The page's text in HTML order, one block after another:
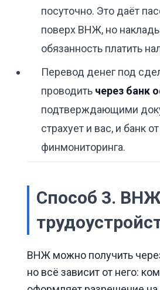
посуточно. Это даёт
поверх ВНЖ, но
обязанность платить
Перевод денег под
проводить через банк
подтверждающими
страхует и вас, и банк
финмониторинга.
Способ 3.
ВНЖ можно получить
но всё зависит от него: